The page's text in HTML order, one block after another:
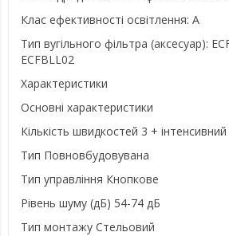
Клас ефективності освітлення: A
Тип вугільного фільтра (аксесуар):
ECFBLL02
Характеристики
Основні характеристики
Кількість швидкостей 3 +
Тип Повновбудовувана
Тип управління Кнопкове
Рівень шуму (дБ) 54-74 дБ
Тип монтажу Стельовий